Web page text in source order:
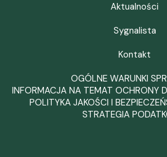
Aktualności
Sygnalista
Kontakt
OGÓLNE WARUNKI
INFORMACJA NA TEMAT OCHRONY
POLITYKA JAKOŚCI I
STRATEGIA